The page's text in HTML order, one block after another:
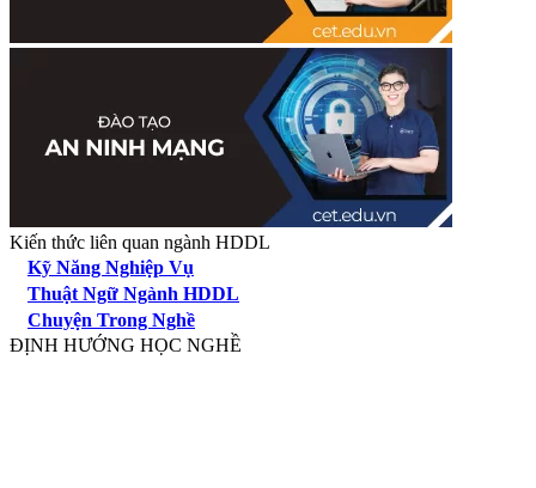
Kiến thức liên quan ngành HDDL
Kỹ Năng Nghiệp Vụ
Thuật Ngữ Ngành HDDL
Chuyện Trong Nghề
ĐỊNH HƯỚNG HỌC NGHỀ